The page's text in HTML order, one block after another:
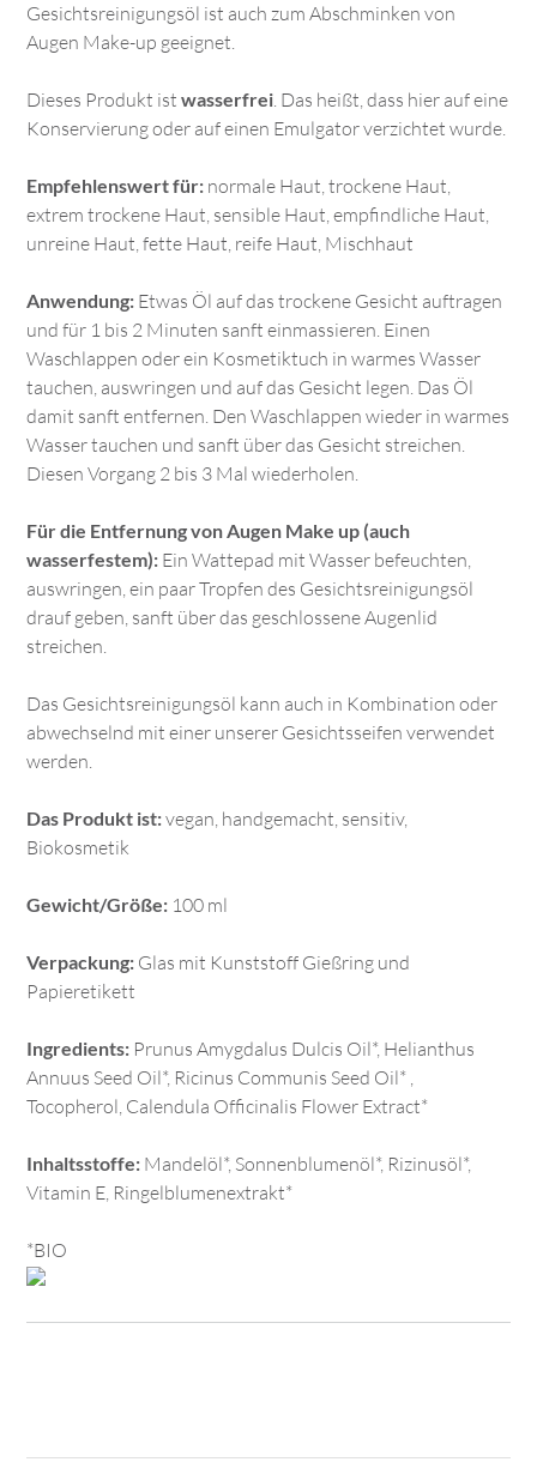
Gesichtsreinigungsöl ist auch zum Abschminken von
Augen Make-up geeignet.
Dieses Produkt ist wasserfrei. Das heißt, dass hier auf eine
Konservierung oder auf einen Emulgator verzichtet wurde.
Empfehlenswert für: normale Haut, trockene Haut,
extrem trockene Haut, sensible Haut, empfindliche Haut,
unreine Haut, fette Haut, reife Haut, Mischhaut
Anwendung: Etwas Öl auf das trockene Gesicht auftragen
und für 1 bis 2 Minuten sanft einmassieren. Einen
Waschlappen oder ein Kosmetiktuch in warmes Wasser
tauchen, auswringen und auf das Gesicht legen. Das Öl
damit sanft entfernen. Den Waschlappen wieder in warmes
Wasser tauchen und sanft über das Gesicht streichen.
Diesen Vorgang 2 bis 3 Mal wiederholen.
Für die Entfernung von Augen Make up (auch
wasserfestem): Ein Wattepad mit Wasser befeuchten,
auswringen, ein paar Tropfen des Gesichtsreinigungsöl
drauf geben, sanft über das geschlossene Augenlid
streichen.
Das Gesichtsreinigungsöl kann auch in Kombination oder
abwechselnd mit einer unserer Gesichtsseifen verwendet
werden.
Das Produkt ist:vegan, handgemacht, sensitiv,
Biokosmetik
Gewicht/Größe: 100 ml
Verpackung: Glas mit Kunststoff Gießring und
Papieretikett
Ingredients: Prunus Amygdalus Dulcis Oil*, Helianthus
Annuus Seed Oil*, Ricinus Communis Seed Oil* ,
Tocopherol, Calendula Officinalis Flower Extract*
Inhaltsstoffe: Mandelöl*, Sonnenblumenöl*, Rizinusöl*,
Vitamin E, Ringelblumenextrakt*
*BIO